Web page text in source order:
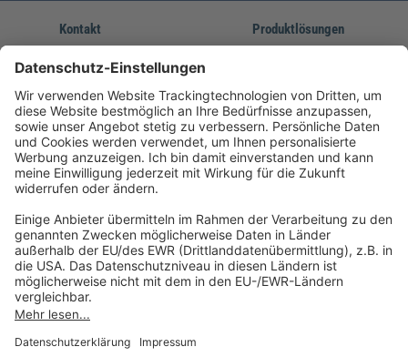
Kontakt
service@forum-verlag.com
Mo-Do 07:30 - 17:00 Uhr
Fr 07:30 - 15:00 Uhr
Produktlösungen
Unsere Marken
Folgen Sie uns
Impressum
Datenschutz